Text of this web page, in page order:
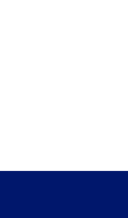
ざいました！！！